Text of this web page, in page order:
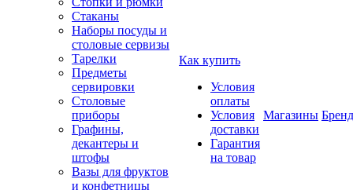
Стаканы
Наборы посуды и
столовые сервизы
Тарелки
Предметы
сервировки
Столовые
приборы
Графины,
декантеры и
штофы
Вазы для фруктов
и конфетницы
Как купить
Условия
оплаты
Условия
доставки
Гарантия
на товар
Магазины